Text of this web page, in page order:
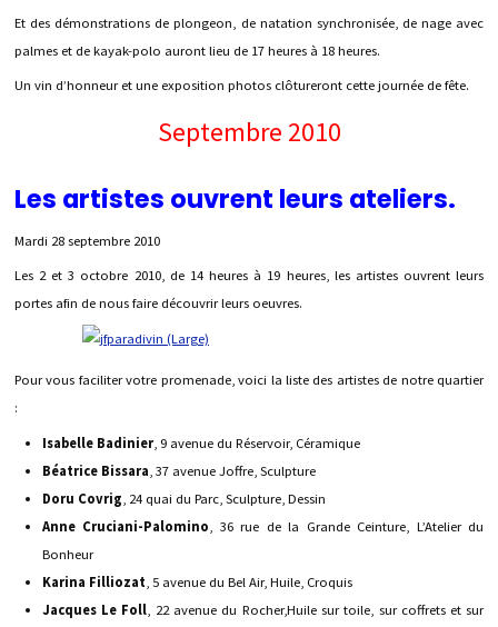
Et des démonstrations de plongeon, de natation synchronisée, de nage avec
palmes et de kayak-polo auront lieu de 17 heures à 18 heures.
Un vin d’honneur et une exposition photos clôtureront cette journée de fête.
Septembre 2010
Les artistes ouvrent leurs ateliers.
Mardi 28 septembre 2010
Les 2 et 3 octobre 2010, de 14 heures à 19 heures, les artistes ouvrent leurs
portes afin de nous faire découvrir leurs oeuvres.
Pour vous faciliter votre promenade, voici la liste des artistes de notre quartier
:
Isabelle Badinier, 9 avenue du Réservoir, Céramique
Béatrice Bissara , 37 avenue Joffre, Sculpture
Doru Covrig , 24 quai du Parc, Sculpture, Dessin
Anne Cruciani-Palomino , 36 rue de la Grande Ceinture, L’Atelier du
Bonheur
Karina Filliozat , 5 avenue du Bel Air, Huile, Croquis
Jacques Le Foll , 22 avenue du Rocher,Huile sur toile, sur coffrets et sur